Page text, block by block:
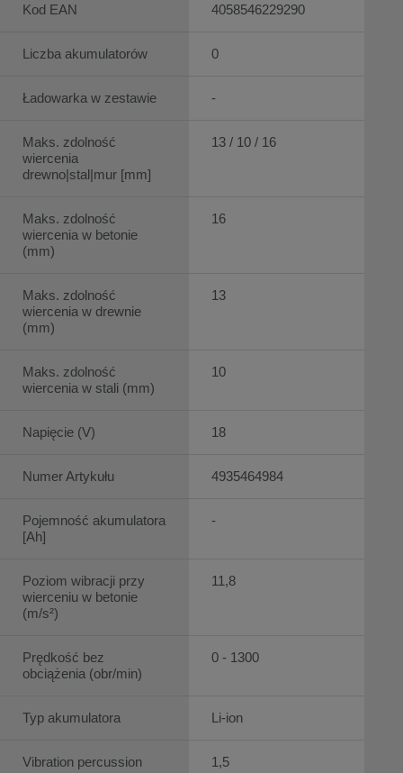
Kod EAN
Liczba akumulatorów
Ładowarka w zestawie
Maks. zdolność
wiercenia
drewno|stal|mur [mm]
Maks. zdolność
wiercenia w betonie
(mm)
Maks. zdolność
wiercenia w drewnie
(mm)
Maks. zdolność
wiercenia w stali (mm)
Napięcie (V)
Numer Artykułu
Pojemność akumulatora
[Ah]
Poziom wibracji przy
wierceniu w betonie
(m/s²)
Prędkość bez
obciążenia (obr/min)
Typ akumulatora
Vibration percussion
4058546229290
0
-
13 / 10 / 16
16
13
10
18
4935464984
-
11,8
0 - 1300
Li-ion
1,5